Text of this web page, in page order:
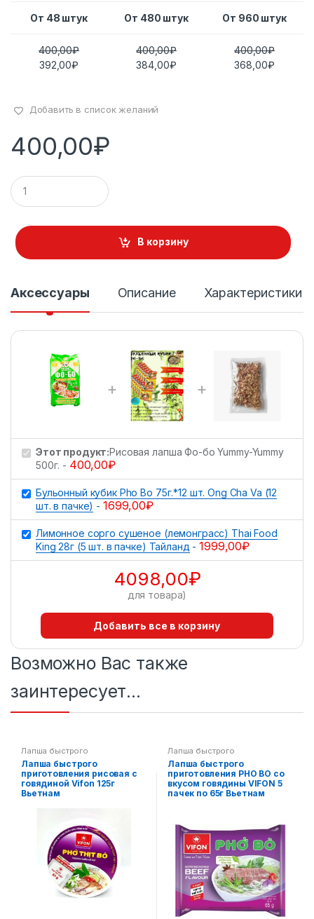
От 48 штук От 480 штук От 960 штук
400,00₽
392,00₽
400,00₽
384,00₽
400,00₽
368,00₽
Добавить в список желаний
400,00₽
К
о
л
е
о
В корзину
Аксессуары Описание Характеристики
Этот продукт:Рисовая лапша Фо-бо Yummy-Yummy
500г. - 400,00₽
Бульонный кубик Pho Bo 75г.*12 шт. Ong Cha Va (12
шт. в пачке) - 1699,00₽
Лимонное сорго сушеное (лемонграсс) Thai Food
King 28г (5 шт. в пачке) Тайланд -1999,00₽
4098,00₽
для товара)
Добавить все в корзину
Возможно Вас также
заинтересует…
Лапша быстрого
приготовления
кухня
Лапша быстрого
приготовления рисовая с
говядиной Vifon 125г
Вьетнам
Лапша быстрого
приготовления
кухня
Лапша быстрого
приготовления PHO BO со
вкусом говядины VIFON 5
пачек по 65г Вьетнам